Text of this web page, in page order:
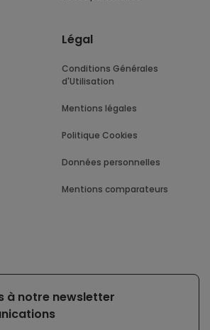
Légal
Conditions Générales
d'Utilisation
Mentions légales
Politique Cookies
Données personnelles
Mentions comparateurs
à notre newsletter